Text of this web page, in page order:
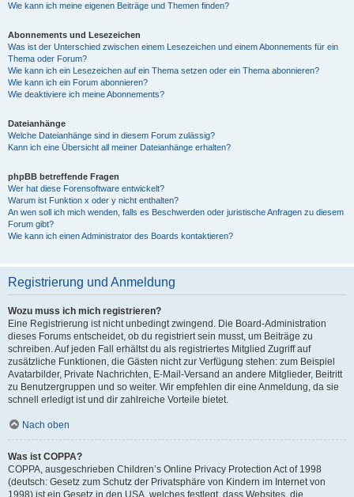
Wie kann ich meine eigenen Beiträge und Themen finden?
Abonnements und Lesezeichen
Was ist der Unterschied zwischen einem Lesezeichen und einem Abonnements für ein
Thema oder Forum?
Wie kann ich ein Lesezeichen auf ein Thema setzen oder ein Thema abonnieren?
Wie kann ich ein Forum abonnieren?
Wie deaktiviere ich meine Abonnements?
Dateianhänge
Welche Dateianhänge sind in diesem Forum zulässig?
Kann ich eine Übersicht all meiner Dateianhänge erhalten?
phpBB betreffende Fragen
Wer hat diese Forensoftware entwickelt?
Warum ist Funktion x oder y nicht enthalten?
An wen soll ich mich wenden, falls es Beschwerden oder juristische Anfragen zu diesem
Forum gibt?
Wie kann ich einen Administrator des Boards kontaktieren?
Registrierung und Anmeldung
Wozu muss ich mich registrieren?
Eine Registrierung ist nicht unbedingt zwingend. Die Board-Administration
dieses Forums entscheidet, ob du registriert sein musst, um Beiträge zu
schreiben. Auf jeden Fall erhältst du als registriertes Mitglied Zugriff auf
zusätzliche Funktionen, die Gästen nicht zur Verfügung stehen: zum Beispiel
Avatarbilder, Private Nachrichten, E-Mail-Versand an andere Mitglieder, Beitritt
zu Benutzergruppen und so weiter. Wir empfehlen dir eine Anmeldung, da sie
schnell erledigt ist und dir zahlreiche Vorteile bietet.
Nach oben
Was ist COPPA?
COPPA, ausgeschrieben Children’s Online Privacy Protection Act of 1998
(deutsch: Gesetz zum Schutz der Privatsphäre von Kindern im Internet von
1998) ist ein Gesetz in den USA, welches festlegt, dass Websites, die